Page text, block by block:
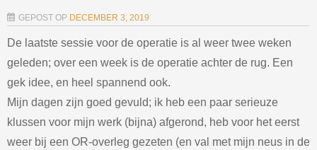
GEPOST OP DECEMBER 3, 2019
De laatste sessie voor de operatie is al weer twee weken
geleden; over een week is de operatie achter de rug. Een
gek idee, en heel spannend ook.
Mijn dagen zijn goed gevuld; ik heb een paar serieuze
klussen voor mijn werk (bijna) afgerond, heb voor het eerst
weer bij een OR-overleg gezeten (en val met mijn neus in de